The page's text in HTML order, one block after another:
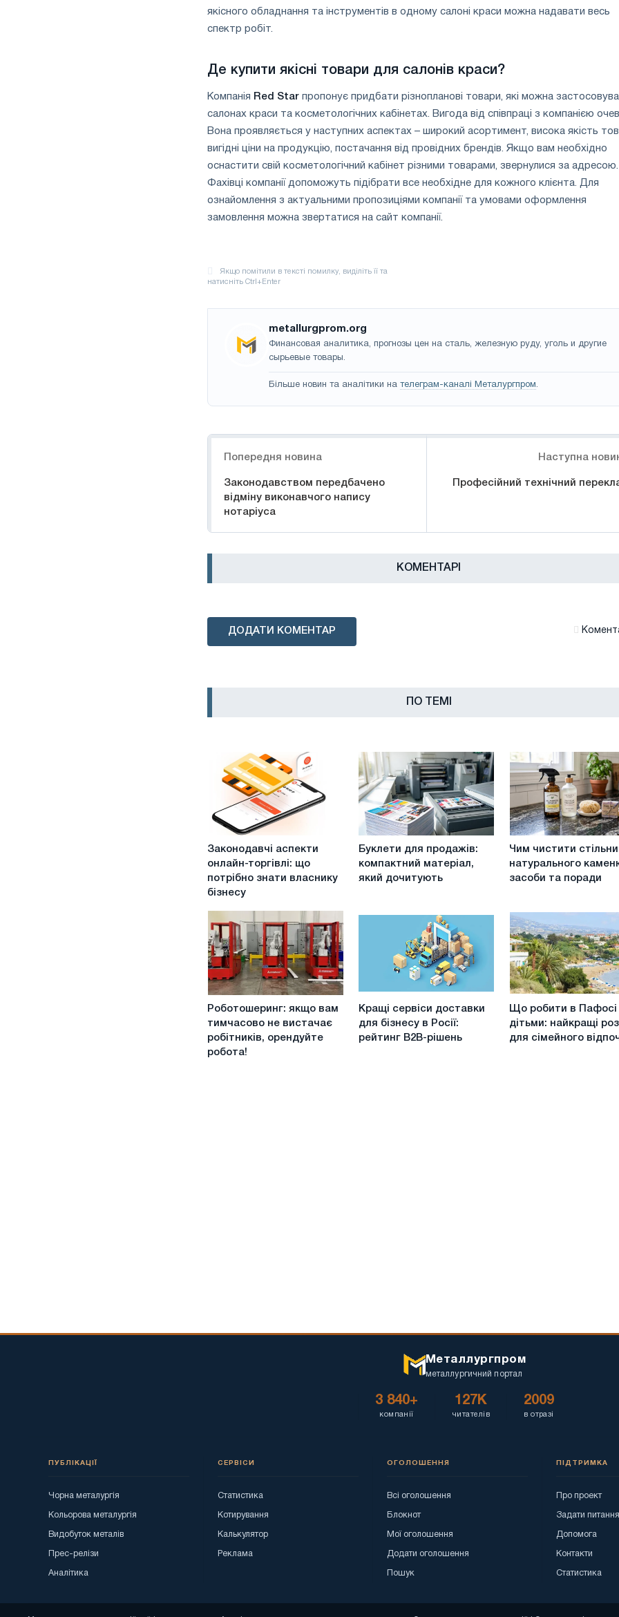
якісного обладнання та інструментів в одному салоні краси можна надавати весь
спектр робіт.
Де купити якісні товари для салонів краси?
Компанія Red Star пропонує придбати різнопланові товари, які можна
салонах краси та косметологічних кабінетах. Вигода від співпраці з компанією
Вона проявляється у наступних аспектах – широкий асортимент, висока якість
вигідні ціни на продукцію, постачання від провідних брендів. Якщо вам необхідно
оснастити свій косметологічний кабінет різними товарами, звернулися за адресою.
Фахівці компанії допоможуть підібрати все необхідне для кожного клієнта. Для
ознайомлення з актуальними пропозиціями компанії та умовами оформлення
замовлення можна звертатися на сайт компанії.
metallurgprom.org
Финансовая аналитика, прогнозы цен на сталь, железную руду, уголь и другие
сырьевые товары.
Більше новин та аналітики на телеграм-каналі Металургпром.
Попередня новина
Законодавством передбачено
відміну виконавчого напису
нотаріуса
Наступна
Професійний технічний
КОМЕНТАРІ
ДОДАТИ КОМЕНТАР
ПО ТЕМІ
Законодавчі
аспекти
онлайн-
торгівлі:
знати
власнику
бізнесу
Законодавчі аспекти
онлайн-торгівлі: що
потрібно знати власнику
бізнесу
Буклети
для
продажів:
компактний
який
Буклети для продажів:
компактний матеріал,
який дочитують
Чим
стільницю
каменю:
засоби
та
поради
Чим чистити
натурального
засоби та поради
Роботошеринг:
вам
тимчасово
не
Роботошеринг: якщо вам
тимчасово не вистачає
робітників, орендуйте
робота!
Кращі
сервіси
доставки
для
Кращі сервіси доставки
для бізнесу в Росії:
рейтинг B2B-рішень
Що
робити
в
Пафосі
Що робити в Пафосі
дітьми: найкращі
для сімейного
Металлургпром
металлургичний портал
3 840+
компанії
127K
читателів
2009
в отразі
ПУБЛІКАЦІЇ
Чорна металургія
Кольорова металургія
Видобуток металів
Прес-релізи
Аналітика
СЕРВІСИ
Статистика
Котирування
Калькулятор
Реклама
ОГОЛОШЕННЯ
Всі оголошення
Блокнот
Мої оголошення
Додати оголошення
Пошук
ПІДТРИМКА
Про проект
Задати питання
Допомога
Контакти
Статистика